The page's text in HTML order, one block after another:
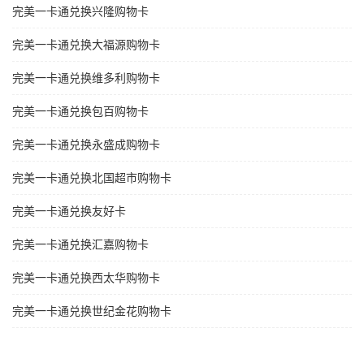
完美一卡通兑换兴隆购物卡
完美一卡通兑换大福源购物卡
完美一卡通兑换维多利购物卡
完美一卡通兑换包百购物卡
完美一卡通兑换永盛成购物卡
完美一卡通兑换北国超市购物卡
完美一卡通兑换友好卡
完美一卡通兑换汇嘉购物卡
完美一卡通兑换西太华购物卡
完美一卡通兑换世纪金花购物卡